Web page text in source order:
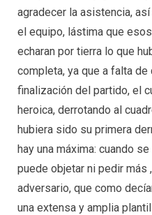
agradecer la asistencia,
el equipo, lástima que
echaran por tierra lo que
completa, ya que a falta
finalización del partido, el
heroica, derrotando al
hubiera sido su primera
hay una máxima: cuando
puede objetar ni pedir
adversario, que como
una extensa y amplia